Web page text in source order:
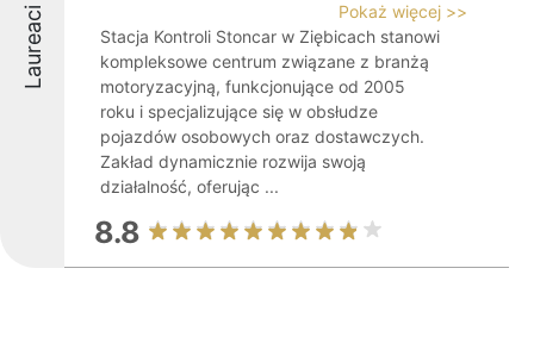
Laureaci
Pokaż więcej >>
Stacja Kontroli Stoncar w Ziębicach stanowi
kompleksowe centrum związane z branżą
motoryzacyjną, funkcjonujące od 2005
roku i specjalizujące się w obsłudze
pojazdów osobowych oraz dostawczych.
Zakład dynamicznie rozwija swoją
działalność, oferując ...
8.8